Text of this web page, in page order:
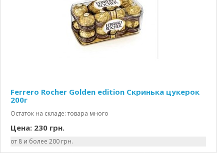
Ferrero Rocher Golden edition Скринька цукерок
200г
Остаток на складе: товара много
Цена: 230 грн.
от 8 и более 200 грн.